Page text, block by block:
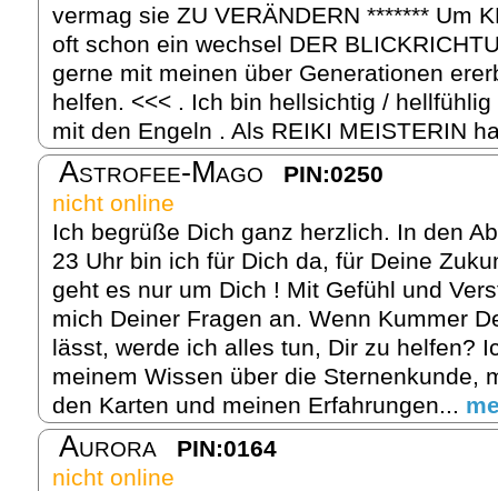
vermag sie ZU VERÄNDERN ******* Um
oft schon ein wechsel DER
gerne mit meinen über Generationen
helfen. <<< . Ich bin hellsichtig /
mit den Engeln . Als REIKI MEISTERIN
Astrofee-Mago
PIN:0250
nicht online
Ich begrüße Dich ganz herzlich. In den
23 Uhr bin ich für Dich da, für Deine
geht es nur um Dich ! Mit Gefühl und
mich Deiner Fragen an. Wenn Kummer
lässt, werde ich alles tun, Dir zu helfen?
meinem Wissen über die Sternenkunde,
den Karten und meinen Erfahrungen...
Aurora
PIN:0164
nicht online